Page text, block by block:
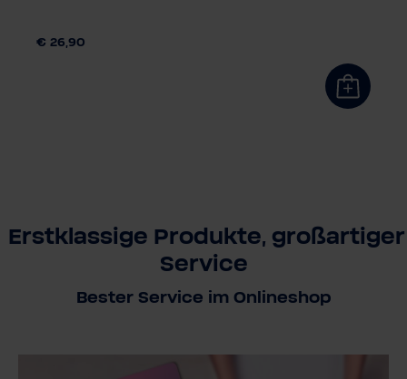
€ 26,90
Erstklassige Produkte, großartiger
Service
Bester Service im Onlineshop